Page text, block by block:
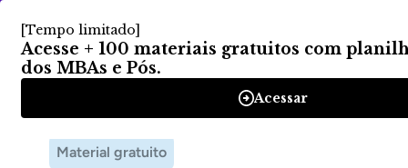
Material gratuito